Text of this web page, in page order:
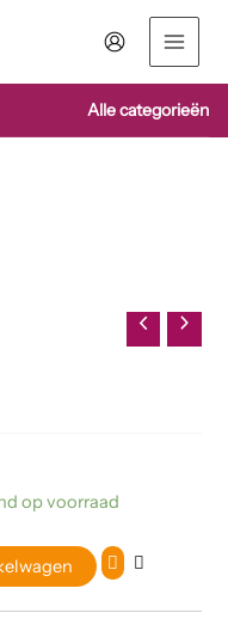
Alle categorieën
op voorraad